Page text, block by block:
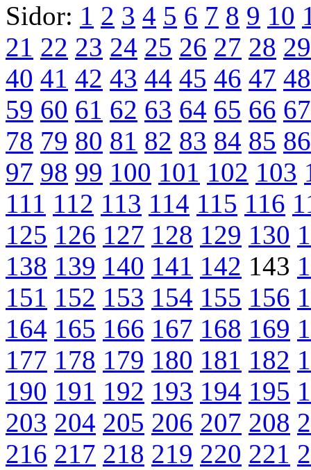
Sidor: 1 2 3 4 5 6 7 8 9 10
21 22 23 24 25 26 27 28 29
40 41 42 43 44 45 46 47 48
59 60 61 62 63 64 65 66 67
78 79 80 81 82 83 84 85 86
97 98 99 100 101 102 103
111 112 113 114 115 116
125 126 127 128 129 130
138 139 140 141 142 143
151 152 153 154 155 156
164 165 166 167 168 169
177 178 179 180 181 182
190 191 192 193 194 195
203 204 205 206 207 208
216 217 218 219 220 221